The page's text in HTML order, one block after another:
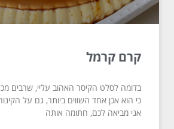
קרם קרמל
בדומה לסלט הקיסר האהוב עליי, שרבים
כי הוא אכן אחד השווים ביותר, גם על
אני מביאה לכם, חתומה אותה